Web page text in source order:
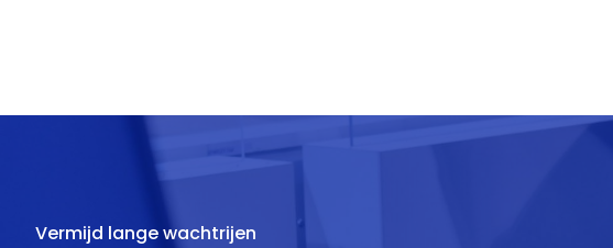
Vermijd lange wachtrijen